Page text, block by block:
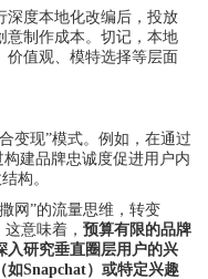
深度本地化改编后，投放
意制作成本。切记，本地
价值观、模特选择等层面
变现”模式。例如，在通过
建品牌忠诚度促进用户内
构。
网”的流量思维，转变
意味着， 预算有限的品牌
入研究垂直圈层用户的兴
如Snapchat）或特定兴趣